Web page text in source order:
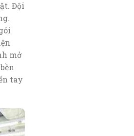
Đội
mở
tay